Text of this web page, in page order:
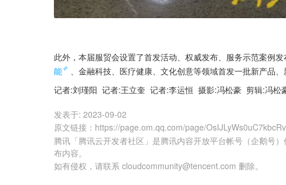
此外，本届服贸会设置了首发活动、权威发布、服务示范案例
能
、金融科技、医疗健康、文化创意等领域首发一批新产品、
记者:刘瑾阳  记者:王立奎  记者:李运恒  摄影:冯松豪  剪辑:冯松
发表于: 2023-09-02
原文链接 ： https://page.om.qq.com/page/
腾讯「腾讯云开发者社区」是腾讯内容开放平台帐号（企鹅号
布内容。
如有侵权，请联系 cloudcommunity@tencent.com 删除。